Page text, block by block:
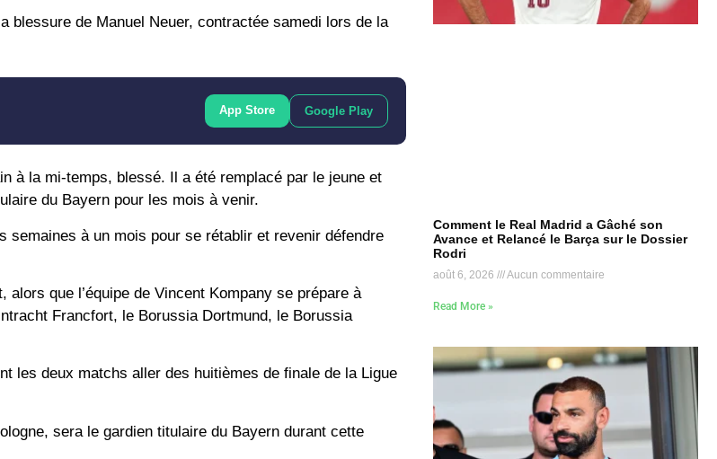
blessure de Manuel Neuer, contractée samedi lors de la
App Store Google Play
à la mi-temps, blessé. Il a été remplacé par le jeune et
du Bayern pour les mois à venir.
semaines à un mois pour se rétablir et revenir défendre
que l’équipe de Vincent Kompany se prépare à
Francfort, le Borussia Dortmund, le Borussia
les deux matchs aller des huitièmes de finale de la Ligue
sera le gardien titulaire du Bayern durant cette
Comment le Real Madrid a Gâché son
Avance et Relancé le Barça sur le Dossier
Rodri
août 6, 2026 Aucun commentaire
Read More »